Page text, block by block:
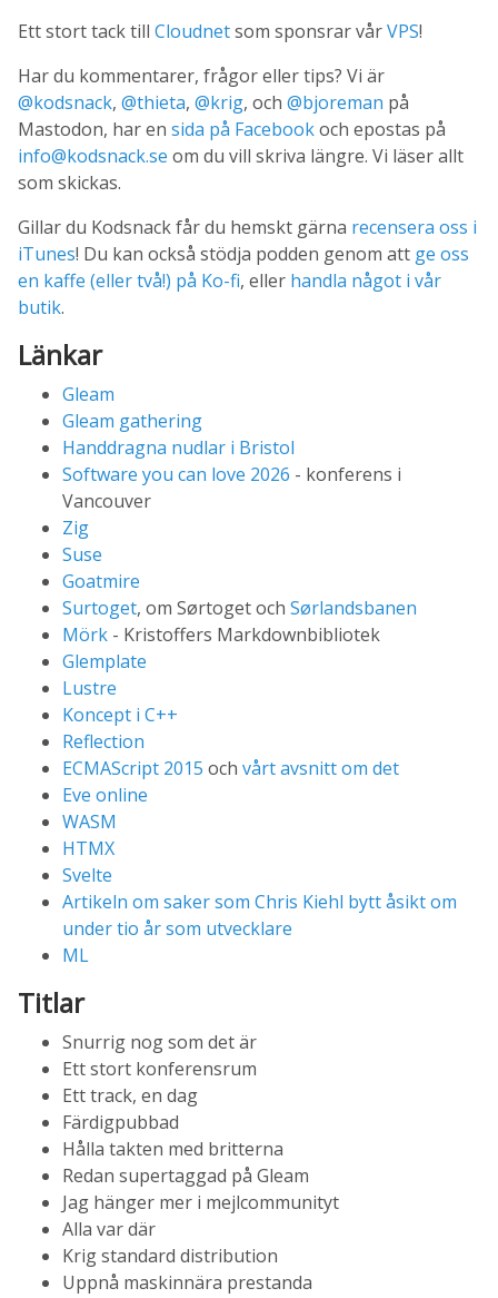
Ett stort tack till Cloudnetsom sponsrar vårVPS!
Har du kommentarer, frågor eller tips? Vi är
@kodsnack, @thieta, @krig, och @bjoreman på
Mastodon, har en sida på Facebookoch epostas på
info@kodsnack.se om du vill skriva längre. Vi läser allt
som skickas.
Gillar du Kodsnack får du hemskt gärna recensera oss i
iTunes! Du kan också stödja podden genom att ge oss
en kaffe (eller två!) på Ko-fi, eller handla något i vår
butik.
Länkar
Gleam
Gleam gathering
Handdragna nudlar i Bristol
Software you can love 2026 - konferens i
Vancouver
Zig
Suse
Goatmire
Surtoget, om Sørtoget och Sørlandsbanen
Mörk - Kristoffers Markdownbibliotek
Glemplate
Lustre
Koncept i C++
Reflection
ECMAScript 2015 och vårt avsnitt om det
Eve online
WASM
HTMX
Svelte
Artikeln om saker som Chris Kiehl bytt åsikt om
under tio år som utvecklare
ML
Titlar
Snurrig nog som det är
Ett stort konferensrum
Ett track, en dag
Färdigpubbad
Hålla takten med britterna
Redan supertaggad på Gleam
Jag hänger mer i mejlcommunityt
Alla var där
Krig standard distribution
Uppnå maskinnära prestanda